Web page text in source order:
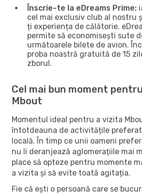
Înscrie-te la eDreams Prime:
cel mai exclusiv club al nostru
ți experiența de călătorie.
permite să economisești sute
următoarele bilete de avion.
proba noastră gratuită de 15
zborul.
Cel mai bun moment
Mbout
Momentul ideal pentru a vizita
întotdeauna de activitățile
locală. În timp ce unii oameni
nu îi deranjează aglomerațiile mai
place să opteze pentru momente
a vizita și să evite toată agitația.
Fie că ești o persoană care se